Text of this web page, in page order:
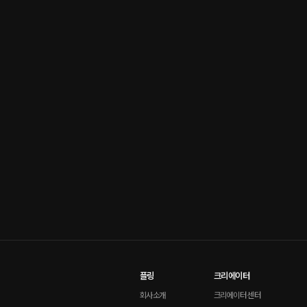
플링
회사소개
크리에이터
크리에이터 센터